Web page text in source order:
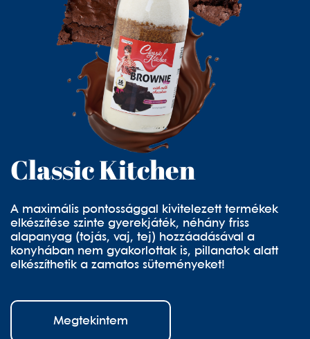
Classic Kitchen
A maximális pontossággal kivitelezett termékek
elkészítése szinte gyerekjáték, néhány friss
alapanyag (tojás, vaj, tej) hozzáadásával a
konyhában nem gyakorlottak is, pillanatok alatt
elkészíthetik a zamatos süteményeket!
Megtekintem